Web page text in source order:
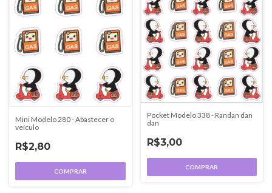
Mini Modelo 280 - Abastecer o
veículo
R$2,80
COMPRAR
Pocket Modelo 338 - Randan dan
dan
R$3,00
COMPRAR